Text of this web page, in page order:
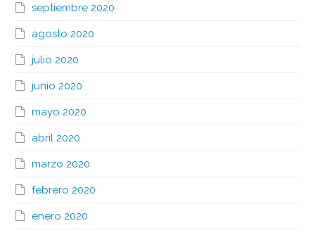
septiembre 2020
agosto 2020
julio 2020
junio 2020
mayo 2020
abril 2020
marzo 2020
febrero 2020
enero 2020